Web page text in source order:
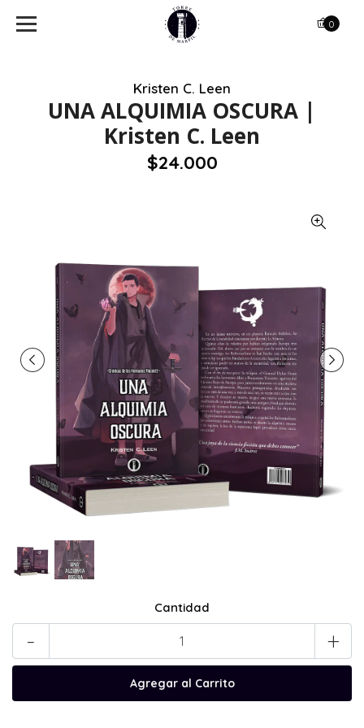
0
Kristen C. Leen
UNA ALQUIMIA OSCURA |
Kristen C. Leen
$24.000
Cantidad
- +